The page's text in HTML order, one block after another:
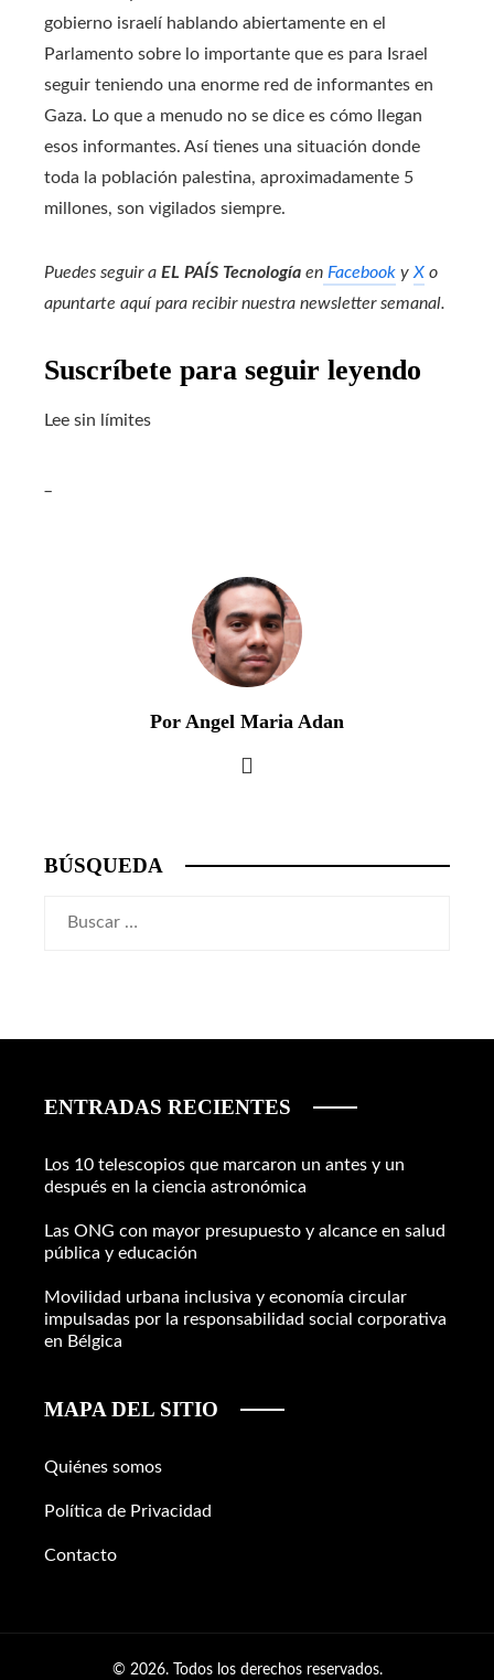
gobierno israelí hablando abiertamente en el
Parlamento sobre lo importante que es para Israel
seguir teniendo una enorme red de informantes en
Gaza. Lo que a menudo no se dice es cómo llegan
esos informantes. Así tienes una situación donde
toda la población palestina, aproximadamente 5
millones, son vigilados siempre.
Puedes seguir a EL PAÍS Tecnología en Facebook y X o
apuntarte aquí para recibir nuestra newsletter semanal.
Suscríbete para seguir leyendo
Lee sin límites
Por Angel Maria Adan
BÚSQUEDA
ENTRADAS RECIENTES
Los 10 telescopios que marcaron un antes y un
después en la ciencia astronómica
Las ONG con mayor presupuesto y alcance en salud
pública y educación
Movilidad urbana inclusiva y economía circular
impulsadas por la responsabilidad social corporativa
en Bélgica
MAPA DEL SITIO
Quiénes somos
Política de Privacidad
Contacto
© 2026. Todos los derechos reservados.